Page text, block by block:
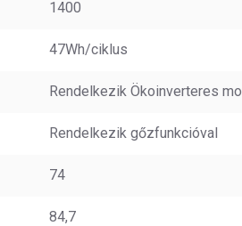
1400
47Wh/ciklus
Rendelkezik Ökoinverteres
Rendelkezik gőzfunkcióval
74
84,7